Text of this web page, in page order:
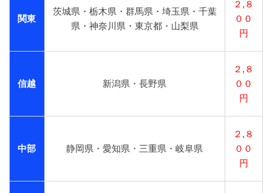
関東
茨城県・栃木県・群馬県・埼玉県・千葉
県・神奈川県・東京都・山梨県
２,８
００
円
信越 新潟県・長野県
２,８
００
円
中部 静岡県・愛知県・三重県・岐阜県
２,８
００
円